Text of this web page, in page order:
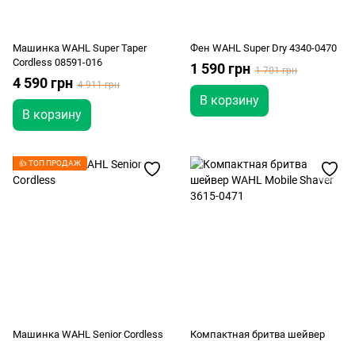
Машинка WAHL Super Taper
Cordless 08591-016
4 590 грн 4 911 грн
В корзину
Фен WAHL Super Dry 4340-0470
1 590 грн 1 701 грн
В корзину
👍 ТОП ПРОДАЖ
Машинка WAHL Senior Cordless
Компактная бритва шейвер